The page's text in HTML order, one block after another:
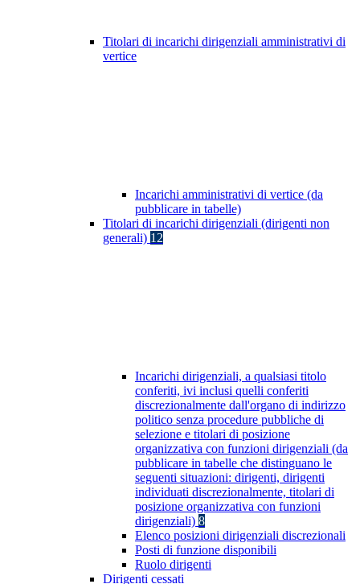
Titolari di incarichi dirigenziali amministrativi di
vertice
Incarichi amministrativi di vertice (da
pubblicare in tabelle)
Titolari di incarichi dirigenziali (dirigenti non
generali) 12
Incarichi dirigenziali, a qualsiasi titolo
conferiti, ivi inclusi quelli conferiti
discrezionalmente dall'organo di indirizzo
politico senza procedure pubbliche di
selezione e titolari di posizione
organizzativa con funzioni dirigenziali (da
pubblicare in tabelle che distinguano le
seguenti situazioni: dirigenti, dirigenti
individuati discrezionalmente, titolari di
posizione organizzativa con funzioni
dirigenziali) 8
Elenco posizioni dirigenziali discrezionali
Posti di funzione disponibili
Ruolo dirigenti
Dirigenti cessati